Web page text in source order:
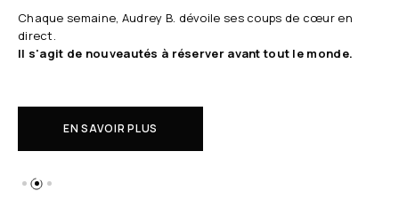
Chaque semaine, Audrey B. dévoile ses coups de cœur en
direct.
Il s'agit de nouveautés à réserver avant tout le monde.
EN SAVOIR PLUS